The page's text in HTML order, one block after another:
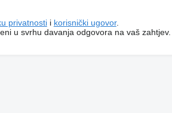
privatnostii korisnički ugovor.
u svrhu davanja odgovora na vaš zahtjev.